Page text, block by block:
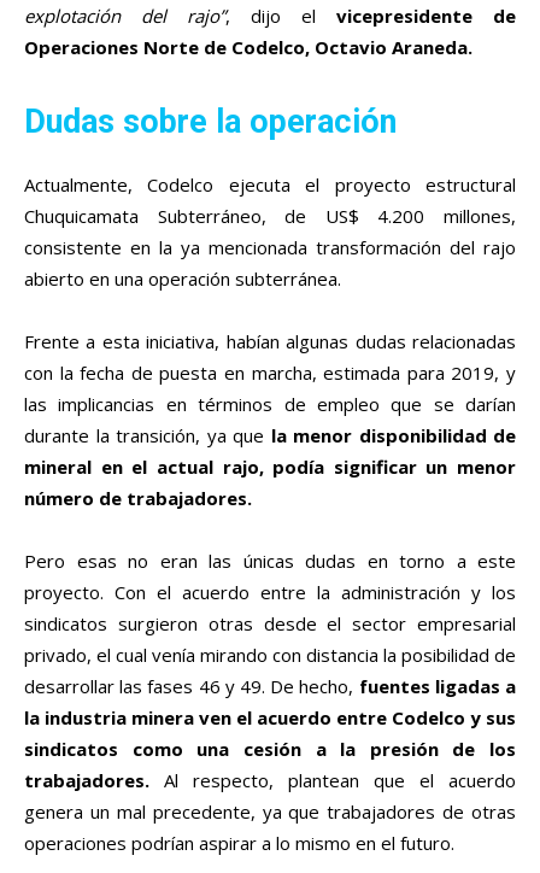
explotación del rajo”, dijo el vicepresidente de
Operaciones Norte de Codelco, Octavio Araneda.
Dudas sobre la operación
Actualmente, Codelco ejecuta el proyecto estructural
Chuquicamata Subterráneo, de US$ 4.200 millones,
consistente en la ya mencionada transformación del rajo
abierto en una operación subterránea.
Frente a esta iniciativa, habían algunas dudas relacionadas
con la fecha de puesta en marcha, estimada para 2019, y
las implicancias en términos de empleo que se darían
durante la transición, ya que la menor disponibilidad de
mineral en el actual rajo, podía significar un menor
número de trabajadores.
Pero esas no eran las únicas dudas en torno a este
proyecto. Con el acuerdo entre la administración y los
sindicatos surgieron otras desde el sector empresarial
privado, el cual venía mirando con distancia la posibilidad de
desarrollar las fases 46 y 49. De hecho, fuentes ligadas a
la industria minera ven el acuerdo entre Codelco y sus
sindicatos como una cesión a la presión de los
trabajadores. Al respecto, plantean que el acuerdo
genera un mal precedente, ya que trabajadores de otras
operaciones podrían aspirar a lo mismo en el futuro.